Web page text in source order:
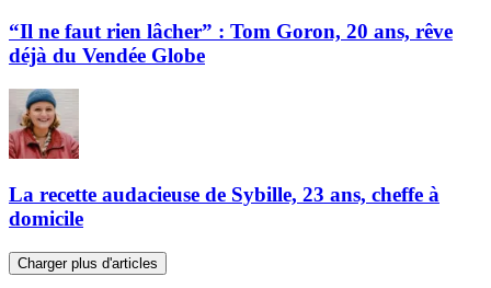
“Il ne faut rien lâcher” : Tom Goron, 20 ans, rêve
déjà du Vendée Globe
La recette audacieuse de Sybille, 23 ans, cheffe à
domicile
Charger plus d'articles